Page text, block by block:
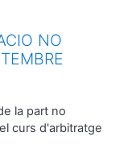
NO
la part no
curs d'arbitratge